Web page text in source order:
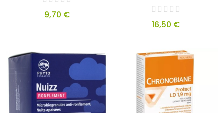
9,70 €
16,50 €